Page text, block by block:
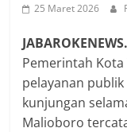
25 Maret 2026
Pemerintah
pelayanan
kunjungan
Malioboro